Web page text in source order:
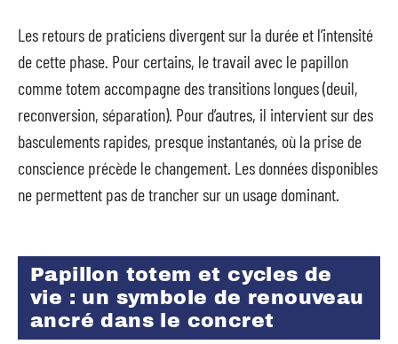
Les retours de praticiens divergent sur la durée et l’intensité
de cette phase. Pour certains, le travail avec le papillon
comme totem accompagne des transitions longues (deuil,
reconversion, séparation). Pour d’autres, il intervient sur des
basculements rapides, presque instantanés, où la prise de
conscience précède le changement. Les données disponibles
ne permettent pas de trancher sur un usage dominant.
Papillon totem et cycles de
vie : un symbole de renouveau
ancré dans le concret